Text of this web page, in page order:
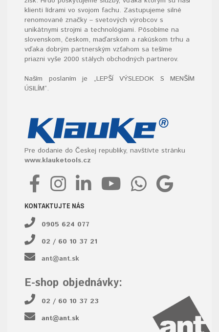
klienti lídrami vo svojom fachu. Zastupujeme silné
renomované značky – svetových výrobcov s
unikátnymi strojmi a technológiami. Pôsobíme na
slovenskom, českom, maďarskom a rakúskom trhu a
vďaka dobrým partnerským vzťahom sa tešíme
priazni vyše 2000 stálych obchodných partnerov.
Naším poslaním je „LEPŠÍ VÝSLEDOK S MENŠÍM
ÚSILÍM“.
Pre dodanie do Českej republiky, navštívte stránku
www.klauketools.cz
KONTAKTUJTE NÁS
0905 624 077
02 / 60 10 37 21
ant@ant.sk
E-shop objednávky:
02 / 60 10 37 23
ant@ant.sk